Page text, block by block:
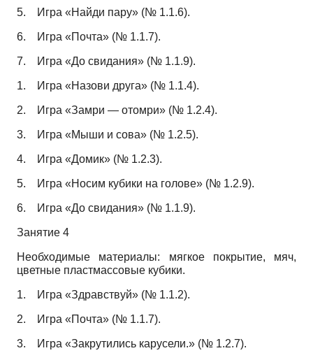
5. Игра «Найди пару» (№ 1.1.6).
6. Игра «Почта» (№ 1.1.7).
7. Игра «До свидания» (№ 1.1.9).
1. Игра «Назови друга» (№ 1.1.4).
2. Игра «Замри — отомри» (№ 1.2.4).
3. Игра «Мыши и сова» (№ 1.2.5).
4. Игра «Домик» (№ 1.2.3).
5. Игра «Носим кубики на голове» (№ 1.2.9).
6. Игра «До свидания» (№ 1.1.9).
Занятие 4
Необходимые материалы: мягкое покрытие, мяч,
цветные пластмассовые кубики.
1. Игра «Здравствуй» (№ 1.1.2).
2. Игра «Почта» (№ 1.1.7).
3. Игра «Закрутились карусели.» (№ 1.2.7).